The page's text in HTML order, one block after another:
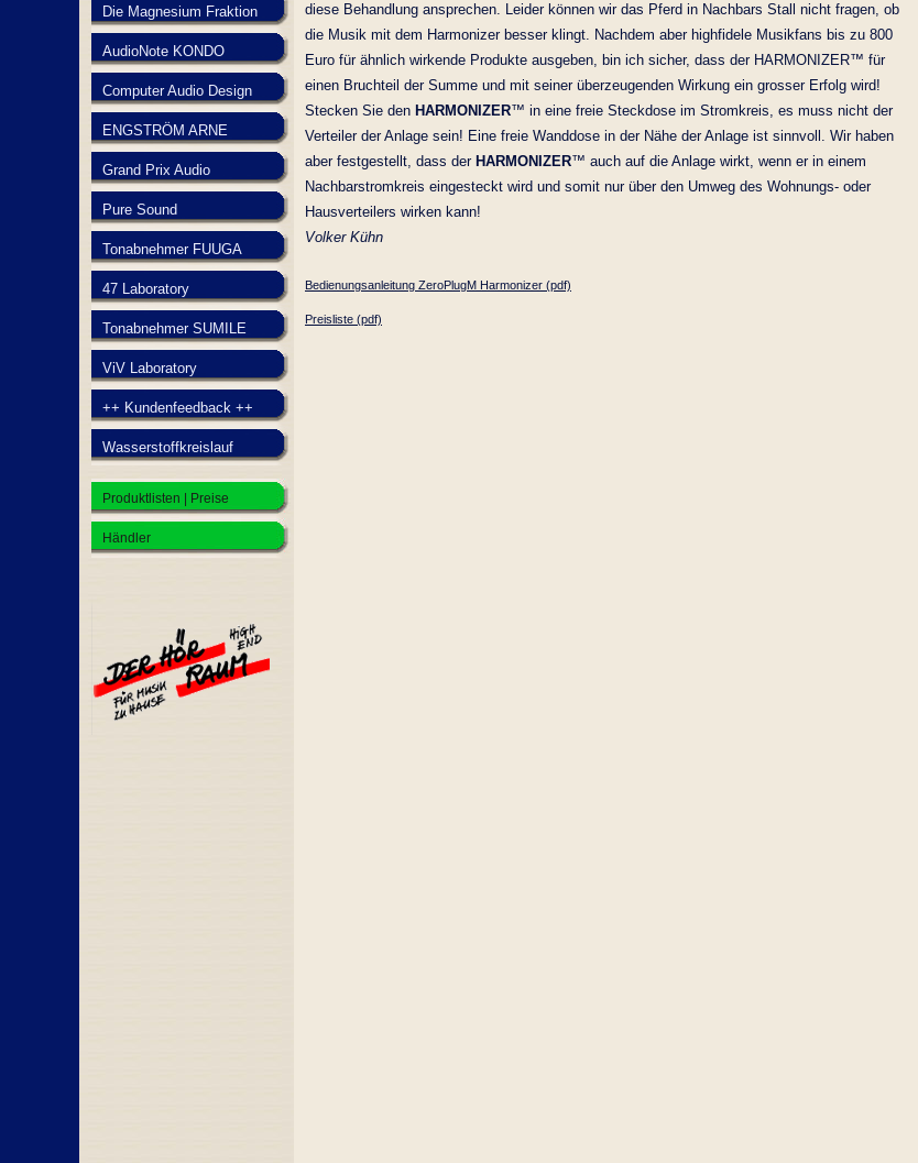
Die Magnesium Fraktion
AudioNote KONDO
Computer Audio Design
ENGSTRÖM ARNE
Grand Prix Audio
Pure Sound
Tonabnehmer FUUGA
47 Laboratory
Tonabnehmer SUMILE
ViV Laboratory
++ Kundenfeedback ++
Wasserstoffkreislauf
Produktlisten | Preise
Händler
diese Behandlung ansprechen. Leider können wir das Pferd in Nachbars Stall nicht fragen, ob
die Musik mit dem Harmonizer besser klingt. Nachdem aber highfidele Musikfans bis zu 800
Euro für ähnlich wirkende Produkte ausgeben, bin ich sicher, dass der HARMONIZER™ für
einen Bruchteil der Summe und mit seiner überzeugenden Wirkung ein grosser Erfolg wird!
Stecken Sie den HARMONIZER™ in eine freie Steckdose im Stromkreis, es muss nicht der
Verteiler der Anlage sein! Eine freie Wanddose in der Nähe der Anlage ist sinnvoll. Wir haben
aber festgestellt, dass der HARMONIZER™ auch auf die Anlage wirkt, wenn er in einem
Nachbarstromkreis eingesteckt wird und somit nur über den Umweg des Wohnungs- oder
Hausverteilers wirken kann!
Volker Kühn
Bedienungsanleitung ZeroPlugM Harmonizer (pdf)
Preisliste (pdf)